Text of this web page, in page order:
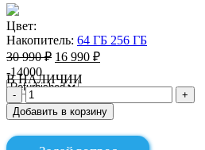
Цвет:
Накопитель: 64 ГБ 256 ГБ
30 990 ₽ 16 990 ₽
-14000
В НАЛИЧИИ
Добавить в корзину